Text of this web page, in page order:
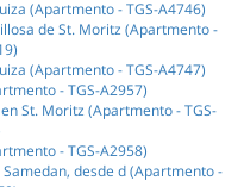
(Apartmento - TGS-A4746)
de St. Moritz (Apartmento -
(Apartmento - TGS-A4747)
- TGS-A2957)
St. Moritz (Apartmento - TGS-
- TGS-A2958)
desde d (Apartmento -